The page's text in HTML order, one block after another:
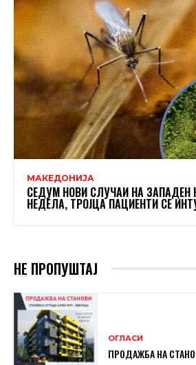
МАКЕДОНИЈА
СЕДУМ НОВИ СЛУЧАИ НА ЗАПАДЕН
НЕДЕЛА, ТРОЈЦА ПАЦИЕНТИ СЕ
НЕ ПРОПУШТАЈ
ОГЛАСИ
ПРОДАЖБА НА